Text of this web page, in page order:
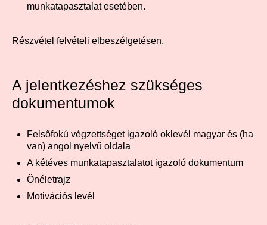
munkatapasztalat esetében.
Részvétel felvételi elbeszélgetésen.
A jelentkezéshez szükséges
dokumentumok
Felsőfokú végzettséget igazoló oklevél magyar és (ha
van) angol nyelvű oldala
A kétéves munkatapasztalatot igazoló dokumentum
Önéletrajz
Motivációs levél